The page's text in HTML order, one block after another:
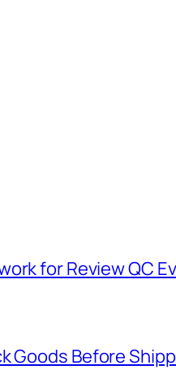
for Review QC
Goods Before